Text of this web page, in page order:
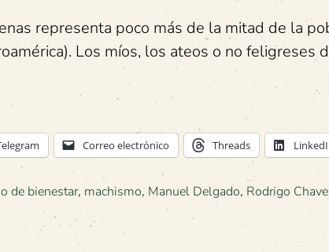
representa poco más de la mitad de la
Los míos, los ateos o no feligreses
Correo electrónico Threads
de bienestar, machismo, Manuel Delgado, Rodrigo